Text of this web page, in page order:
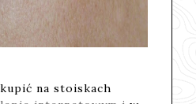
na stoiskach